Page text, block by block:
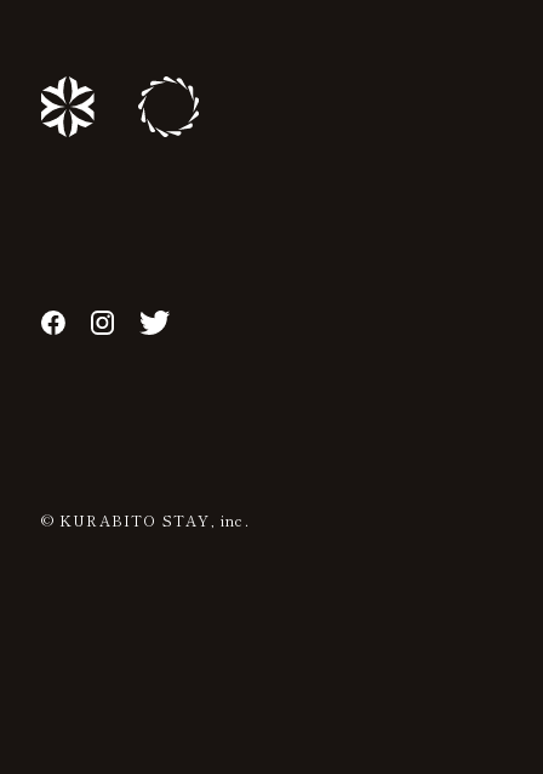
© KURABITO STAY, inc.